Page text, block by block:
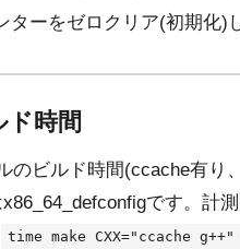
ターをゼロクリア(初期化)
時間
のビルド時間(ccache有り
です。計
time make CXX="ccache